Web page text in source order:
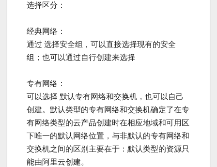
选择区分：
经典网络：
通过 选择安全组，可以直接选择现有的安全
组；也可以通过自行创建来选择
专有网络：
可以选择 默认专有网络和交换机，也可以自己
创建。默认类型的专有网络和交换机确定了在专
有网络类型的云产品创建时在相应地域和可用区
下唯一的默认网络位置，与非默认的专有网络和
交换机之间的区别主要在于：默认类型的资源只
能由阿里云创建。